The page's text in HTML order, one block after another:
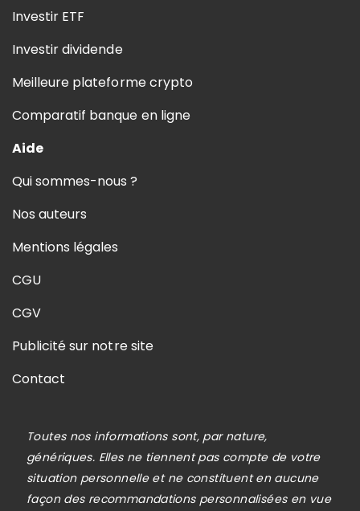
Investir ETF
Investir dividende
Meilleure plateforme crypto
Comparatif banque en ligne
Aide
Qui sommes-nous ?
Nos auteurs
Mentions légales
CGU
CGV
Publicité sur notre site
Contact
Toutes nos informations sont, par nature,
génériques. Elles ne tiennent pas compte de votre
situation personnelle et ne constituent en aucune
façon des recommandations personnalisées en vue